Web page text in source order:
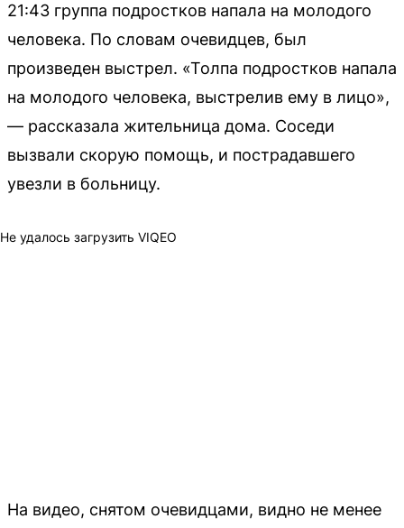
21:43 группа подростков напала на молодого
человека. По словам очевидцев, был
произведен выстрел. «Толпа подростков напала
на молодого человека, выстрелив ему в лицо»,
— рассказала жительница дома. Соседи
вызвали скорую помощь, и пострадавшего
увезли в больницу.
Не удалось загрузить VIQEO
На видео, снятом очевидцами, видно не менее